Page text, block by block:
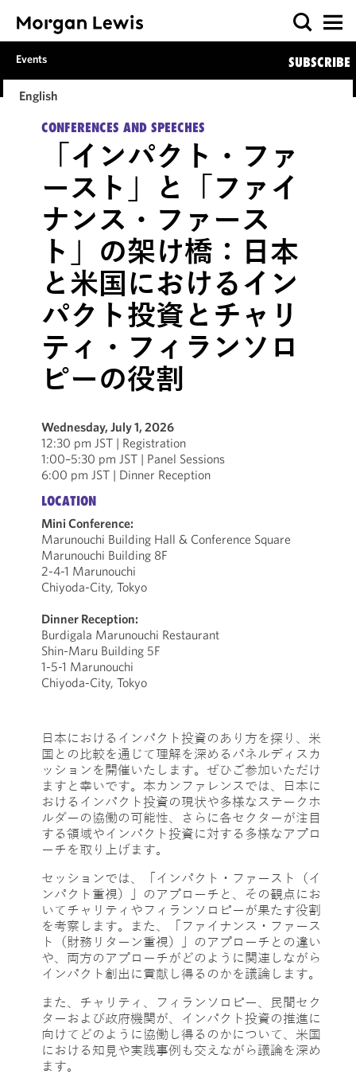
Events SUBSCRIBE
English
CONFERENCES AND SPEECHES
「インパクト・ファ
ースト」と「ファイ
ナンス・ファース
ト」の架け橋：日本
と米国におけるイン
パクト投資とチャリ
ティ・フィランソロ
ピーの役割
Wednesday, July 1, 2026
12:30 pm JST | Registration
1:00–5:30 pm JST | Panel Sessions
6:00 pm JST | Dinner Reception
LOCATION
Mini Conference:
Marunouchi Building Hall & Conference Square
Marunouchi Building 8F
2-4-1 Marunouchi
Chiyoda-City, Tokyo
Dinner Reception:
Burdigala Marunouchi Restaurant
Shin-Maru Building 5F
1-5-1 Marunouchi
Chiyoda-City, Tokyo
日本におけるインパクト投資のあり方を探り、米
国との比較を通じて理解を深めるパネルディスカ
ッション を開催いたします。 ぜひご参加いただけ
ますと幸いです。本カンファレンスでは、
日本に
おけるインパクト投資の現状や多様なステークホ
ルダーの協働の可能性、さらに各セクターが注目
する領域やインパクト投資に対する多様なアプロ
ーチを取り上げます。
セッションでは、「インパクト・ファースト（イ
ンパクト重視）」
のアプローチと、 その観点 にお
いてチャリティやフィランソロピーが果たす役割
を考察 します。また、「ファイナンス・ファース
ト（財務リターン重視）」の アプローチとの違い
や、 両方のアプローチがどのように 関連しながら
インパクト創出に貢献し得るのかを議論します。
また、チャリティ、フィランソロピー、民間セク
ターおよび政府機関が、インパクト投資の推進に
向けてどのように協働し得るのかについて、米国
における知見や実践事例も交えながら議論を深め
ます。